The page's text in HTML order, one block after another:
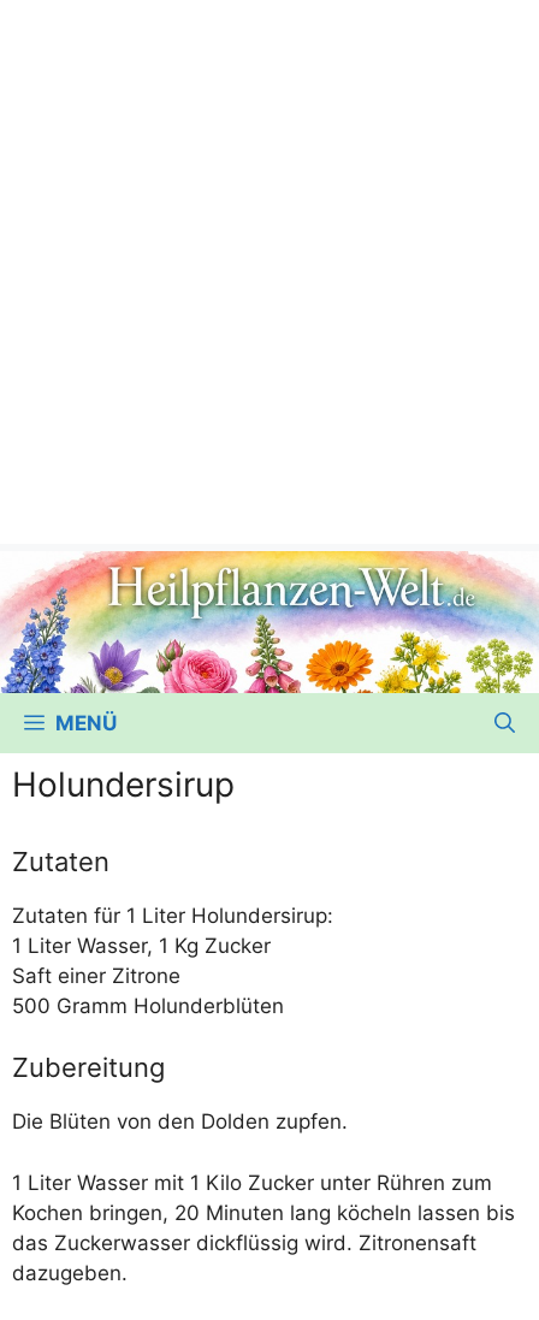
MENÜ
Holundersirup
Zutaten
Zuta­ten für 1 Liter Holundersirup:
1 Liter Was­ser, 1 Kg Zucker
Saft einer Zitrone
500 Gramm Holunderblüten
Zubereitung
Die Blü­ten von den Dol­den zupfen.
1 Liter Was­ser mit 1 Kilo Zucker unter Rüh­ren zum
Kochen brin­gen, 20 Minu­ten lang köcheln las­sen bis
das Zucker­was­ser dick­flüs­sig wird. Zitro­nen­saft
dazugeben.